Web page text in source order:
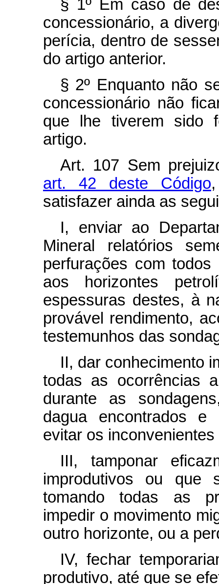
§ 1º Em caso de
concessionário, a
perícia, dentro de
do artigo anterior.
§ 2º Enquanto não
concessionário não
que lhe tiverem sido
artigo.
Art. 107 Sem
art. 42 deste Código
satisfazer ainda as
I, enviar ao
Mineral relatórios
perfurações com
aos horizontes
espessuras destes, à
provável rendimento,
testemunhos das
II, dar conhecimento
todas as ocorrências
durante as
dagua encontrados e
evitar os
III, tamponar
improdutivos ou que
tomando todas as
impedir o movimento
outro horizonte, ou a
IV, fechar
produtivo, até que se